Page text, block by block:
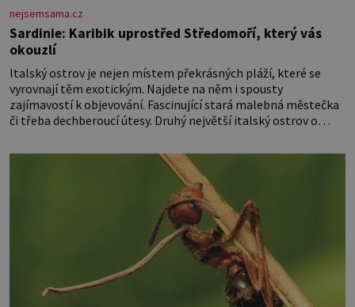
nejsemsama.cz
Sardinie: Karibik uprostřed Středomoří, který vás
okouzlí
Italský ostrov je nejen místem překrásných pláží, které se
vyrovnají těm exotickým. Najdete na něm i spousty
zajímavostí k objevování. Fascinující stará malebná městečka
či třeba dechberoucí útesy. Druhý největší italský ostrov o
nejen svými plážemi s bílým pískem jako v Karibiku, ale i
divokou krajinou, také bohatou historií i luxusem.Zjistěte,